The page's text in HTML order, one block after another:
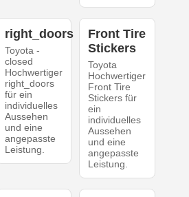
right_doors
Toyota -
closed
Hochwertiger
right_doors
für ein
individuelles
Aussehen
und eine
angepasste
Leistung.
Front Tire
Stickers
Toyota
Hochwertiger
Front Tire
Stickers für
ein
individuelles
Aussehen
und eine
angepasste
Leistung.